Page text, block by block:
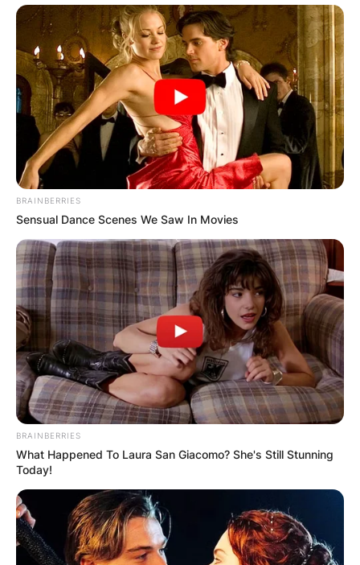
BRAINBERRIES
Sensual Dance Scenes We Saw In Movies
BRAINBERRIES
What Happened To Laura San Giacomo? She's Still Stunning
Today!